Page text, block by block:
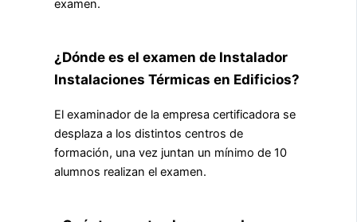
examen.
¿Dónde es el examen de Instalador
Instalaciones Térmicas en Edificios?
El examinador de la empresa certificadora se
desplaza a los distintos centros de
formación, una vez juntan un mínimo de 10
alumnos realizan el examen.